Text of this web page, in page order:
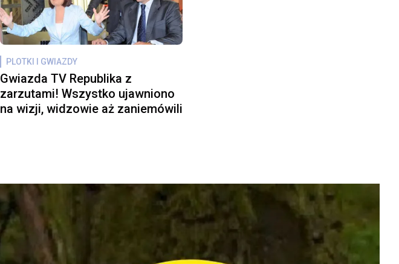
PLOTKI I GWIAZDY
Gwiazda TV Republika z
zarzutami! Wszystko ujawniono
na wizji, widzowie aż zaniemówili